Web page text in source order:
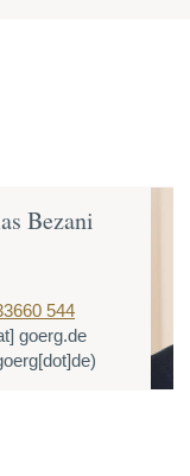
Bezani
544
goerg.de